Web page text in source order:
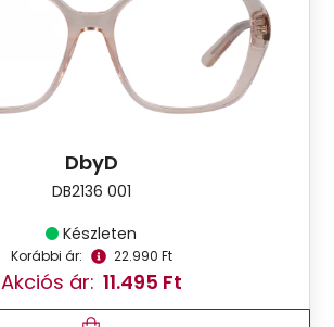
DbyD
DB2136 001
Készleten
Korábbi ár: 22.990 Ft
Akciós ár: 11.495 Ft